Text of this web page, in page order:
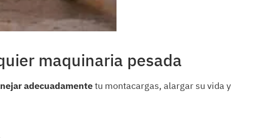
maquinaria pesada
adecuadamentetu montacargas, alargar su vida y